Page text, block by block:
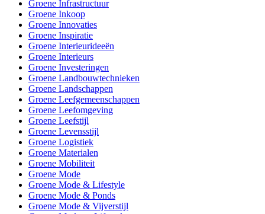
Groene Infrastructuur
Groene Inkoop
Groene Innovaties
Groene Inspiratie
Groene Interieurideeën
Groene Interieurs
Groene Investeringen
Groene Landbouwtechnieken
Groene Landschappen
Groene Leefgemeenschappen
Groene Leefomgeving
Groene Leefstijl
Groene Levensstijl
Groene Logistiek
Groene Materialen
Groene Mobiliteit
Groene Mode
Groene Mode & Lifestyle
Groene Mode & Ponds
Groene Mode & Vijverstijl